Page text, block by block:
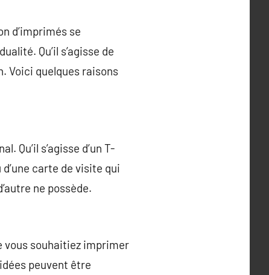
d’imprimés se
Qu’il s’agisse de
Voici quelques raisons
Qu’il s’agisse d’un T-
carte de visite qui
ne possède.
vous souhaitiez imprimer
peuvent être